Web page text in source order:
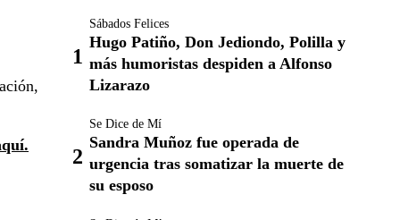
Sábados Felices
Hugo Patiño, Don Jediondo, Polilla y
más humoristas despiden a Alfonso
Lizarazo
Se Dice de Mí
Sandra Muñoz fue operada de
urgencia tras somatizar la muerte de
su esposo